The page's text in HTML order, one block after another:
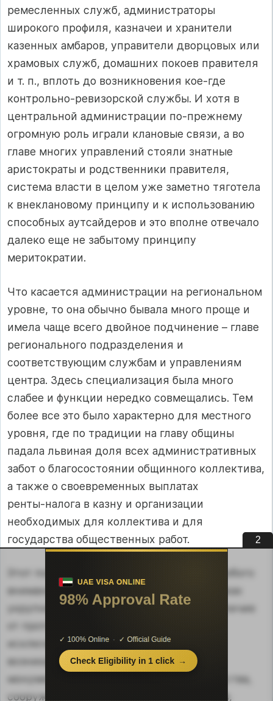
ремесленных служб, администраторы
широкого профиля, казначеи и хранители
казенных амбаров, управители дворцовых или
храмовых служб, домашних покоев правителя
и т. п., вплоть до возникновения кое‑где
контрольно‑ревизорской службы. И хотя в
центральной администрации по‑прежнему
огромную роль играли клановые связи, а во
главе многих управлений стояли знатные
аристократы и родственники правителя,
система власти в целом уже заметно тяготела
к внеклановому принципу и к использованию
способных аутсайдеров и это вполне отвечало
далеко еще не забытому принципу
меритократии.
Что касается администрации на региональном
уровне, то она обычно бывала много проще и
имела чаще всего двойное подчинение – главе
регионального подразделения и
соответствующим службам и управлениям
центра. Здесь специализация была много
слабее и функции нередко совмещались. Тем
более все это было характерно для местного
уровня, где по традиции на главу общины
падала львиная доля всех административных
забот о благосостоянии общинного коллектива,
а также о своевременных выплатах
ренты‑налога в казну и организации
необходимых для коллектива и для
государства общественных работ.
Этот последний момент заслуживает особого
внимания. Дело в том, что именно в рамках
укрупненного раннего государства, в отличие
от протогосударства (за редкими
исключениями типа раннешумерских),
возникает феномен урбанизации, т. е.
монументального городского строительства,
сооружения дворцов, храмов, мавзолеев,
1